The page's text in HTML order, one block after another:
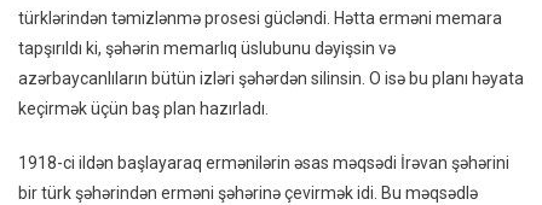
VİDEO
türklərindən təmizlənmə prosesi gücləndi. Hətta erməni memara
tapşırıldı ki, şəhərin memarlıq üslubunu dəyişsin və
azərbaycanlıların bütün izləri şəhərdən silinsin. O isə bu planı həyata
keçirmək üçün baş plan hazırladı.
1918-ci ildən başlayaraq ermənilərin əsas məqsədi İrəvan şəhərini
bir türk şəhərindən erməni şəhərinə çevirmək idi. Bu məqsədlə